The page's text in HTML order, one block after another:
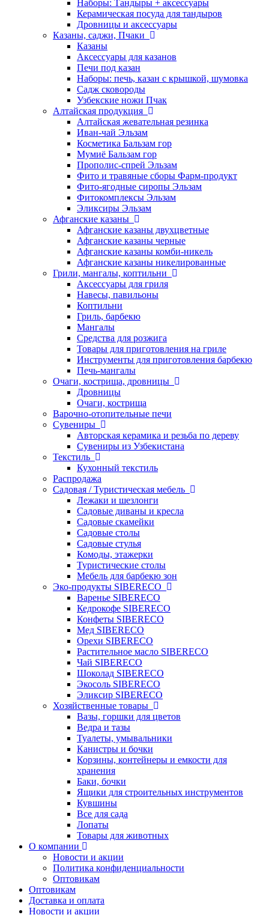
Наборы: Тандыры + аксессуары
Керамическая посуда для тандыров
Дровницы и аксессуары
Казаны, саджи, Пчаки
Казаны
Аксессуары для казанов
Печи под казан
Наборы: печь, казан с крышкой, шумовка
Садж сковороды
Узбекские ножи Пчак
Алтайская продукция
Алтайская жевательная резинка
Иван-чай Эльзам
Косметика Бальзам гор
Мумиё Бальзам гор
Прополис-спрей Эльзам
Фито и травяные сборы Фарм-продукт
Фито-ягодные сиропы Эльзам
Фитокомплексы Эльзам
Эликсиры Эльзам
Афганские казаны
Афганские казаны двухцветные
Афганские казаны черные
Афганские казаны комби-никель
Афганские казаны никелированные
Грили, мангалы, коптильни
Аксессуары для гриля
Навесы, павильоны
Коптильни
Гриль, барбекю
Мангалы
Средства для розжига
Товары для приготовления на гриле
Инструменты для приготовления барбекю
Печь-мангалы
Очаги, кострища, дровницы
Дровницы
Очаги, кострища
Варочно-отопительные печи
Сувениры
Авторская керамика и резьба по дереву
Сувениры из Узбекистана
Текстиль
Кухонный текстиль
Распродажа
Садовая / Туристическая мебель
Лежаки и шезлонги
Садовые диваны и кресла
Садовые скамейки
Садовые столы
Садовые стулья
Комоды, этажерки
Туристические столы
Мебель для барбекю зон
Эко-продукты SIBERECO
Варенье SIBERECO
Кедрокофе SIBERECO
Конфеты SIBERECO
Мед SIBERECO
Орехи SIBERECO
Растительное масло SIBERECO
Чай SIBERECO
Шоколад SIBERECO
Экосоль SIBERECO
Эликсир SIBERECO
Хозяйственные товары
Вазы, горшки для цветов
Ведра и тазы
Туалеты, умывальники
Канистры и бочки
Корзины, контейнеры и емкости для
хранения
Баки, бочки
Ящики для строительных инструментов
Кувшины
Все для сада
Лопаты
Товары для животных
О компании
Новости и акции
Политика конфиденциальности
Оптовикам
Оптовикам
Доставка и оплата
Новости и акции